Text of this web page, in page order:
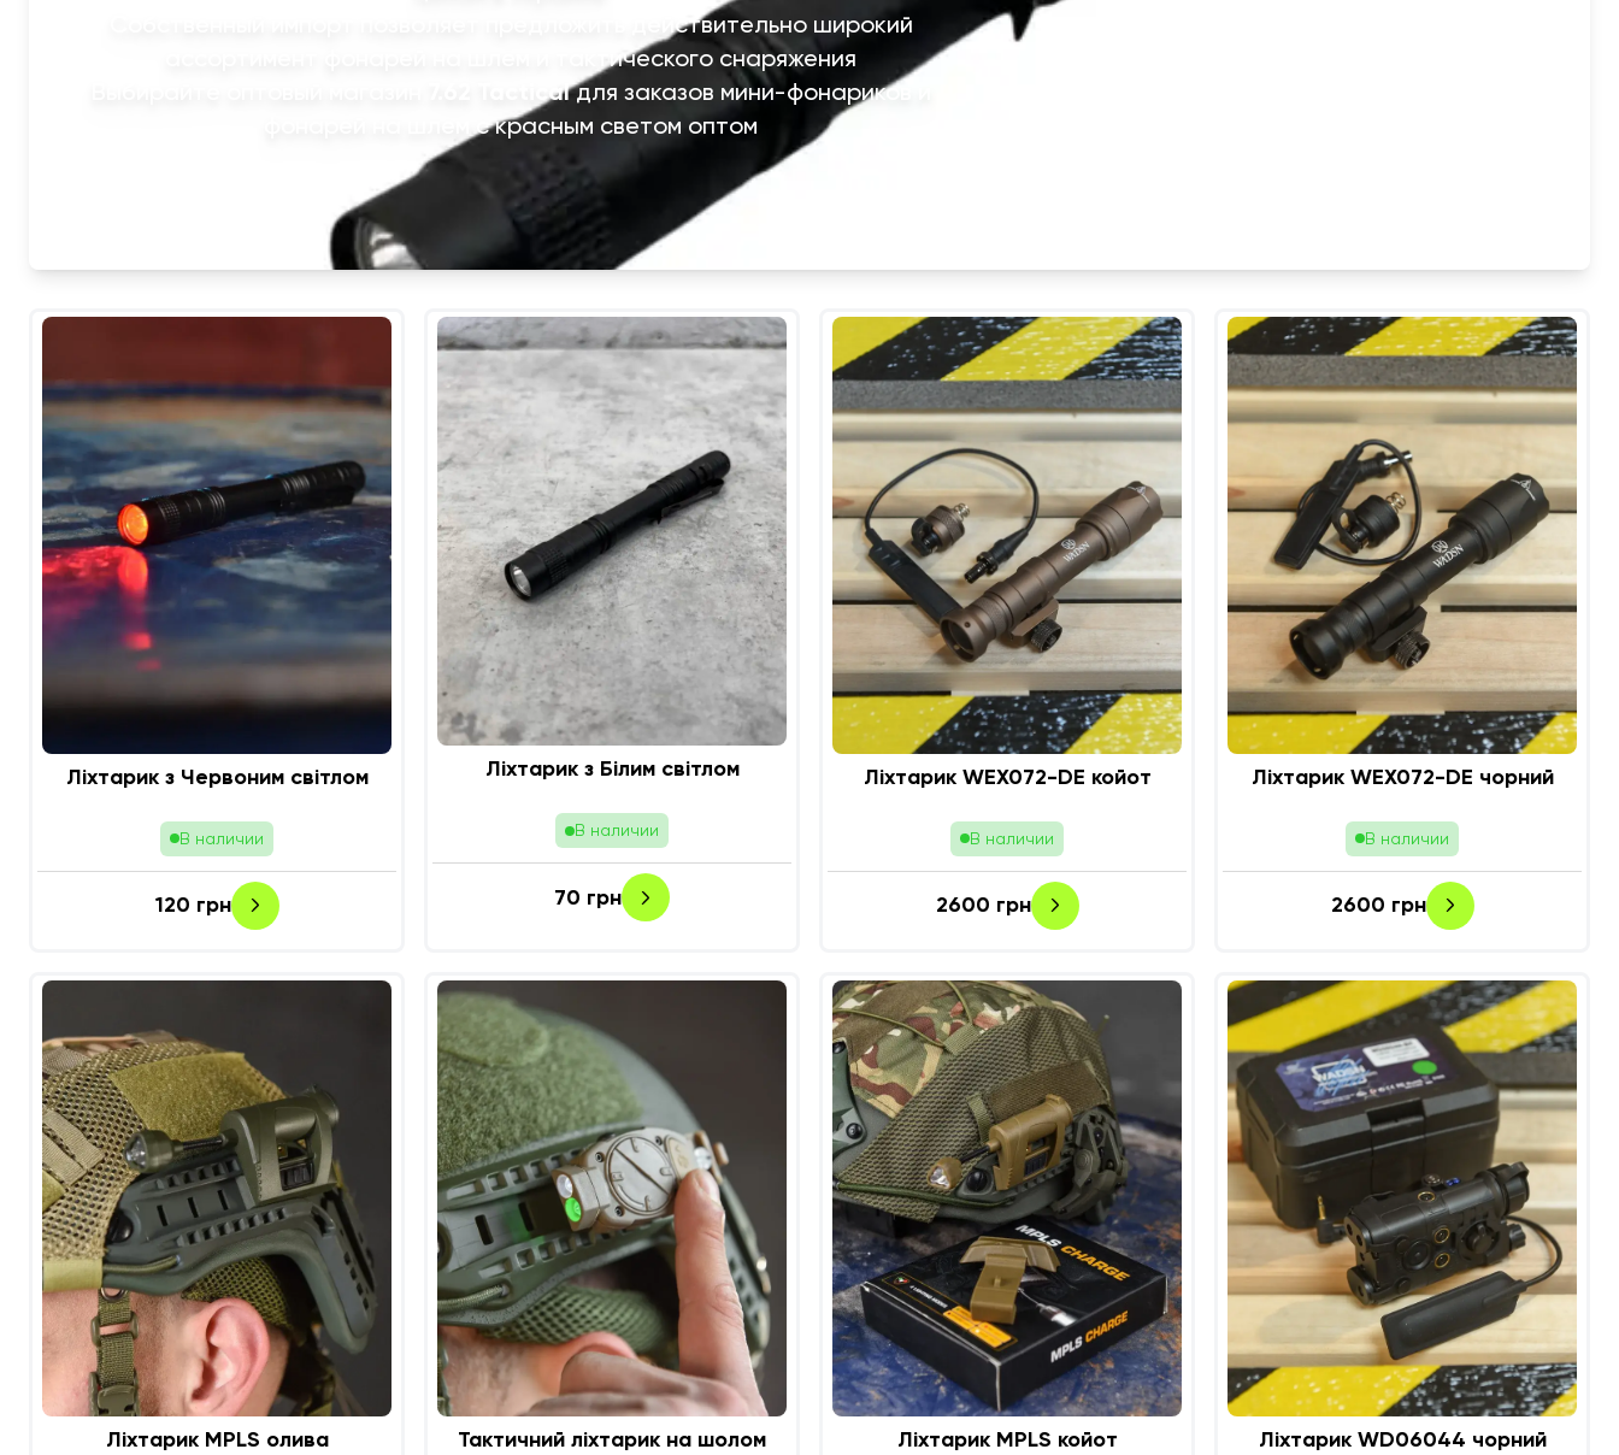
Собственный импорт позволяет предложить действительно широкий
ассортимент фонарей на шлем и тактического снаряжения
7.62 Tacticalдля заказов мини-фонариков и
фонарей на шлем с красным светом оптом
Ліхтарик з Червоним світлом
В наличии
120 грн
Ліхтарик з Білим світлом
В наличии
70 грн
Ліхтарик WEX072-DE койот
В наличии
2600 грн
Ліхтарик WEX072-DE чорний
В наличии
2600 грн
Ліхтарик MPLS олива Тактичний ліхтарик на шолом Ліхтарик MPLS койот Ліхтарик WD06044 чорний